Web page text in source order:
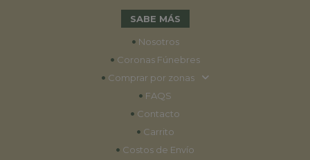
SABE MÁS
• Nosotros
• Coronas Fúnebres
• Comprar por zonas
• FAQS
• Contacto
• Carrito
• Costos de Envío